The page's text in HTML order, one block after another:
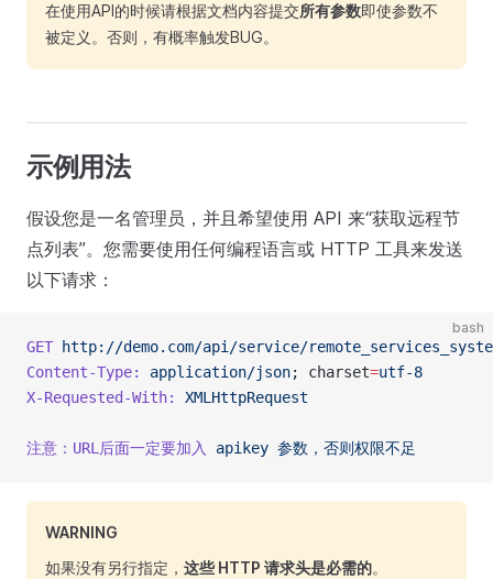
在使用API的时候请根据文档内容提交所有参数即使参数不
被定义。否则，有概率触发BUG。
示例用法
假设您是一名管理员，并且希望使用 API 来“获取远程节
点列表”。您需要使用任何编程语言或 HTTP 工具来发送
以下请求：
bash
GET http://demo.com/api/service/
Content-Type:
application/json; charset=utf-8
X-Requested-With:
XMLHttpRequest
注意：URL后面一定要加入 apikey 参数，否则权限不足
WARNING
如果没有另行指定， 这些 HTTP 请求头是必需的。